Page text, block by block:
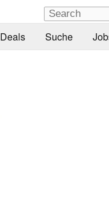
Deals Suche